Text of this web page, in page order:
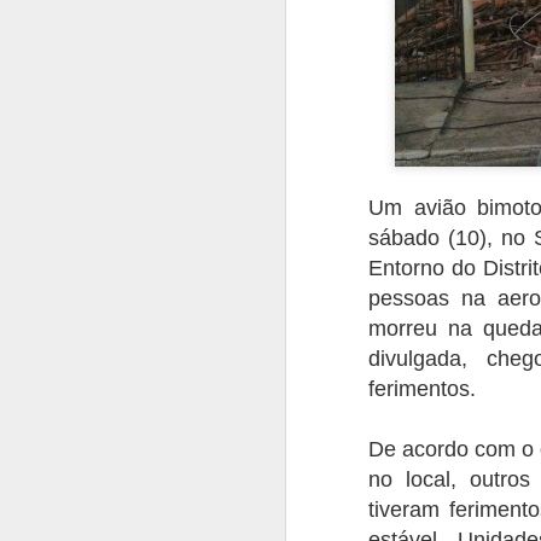
Um avião
sábado (10), no
Entorno do
pessoas na
morreu na
divulgada,
ferimentos.
De acordo com
no local, outros
tiveram
O presente artigo tem o objetivo de
terror no ar, as ações ilícitas que
segurança aérea, tripulantes,
violentas que estão contidas nesse